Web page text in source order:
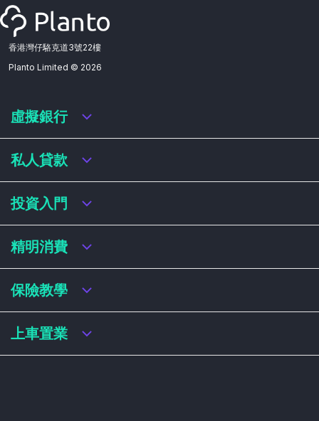
香港灣仔駱克道3號22樓
Planto Limited © 2026
虛擬銀行
虛擬銀行迎新優惠
虛擬銀行存款利率比較
虛擬銀行銀扣賬卡 / 信用卡
虛擬銀行貸款
私人貸款
私人貸款年利率比較
網上即批貸款
結餘轉戶
稅務貸款
財務公司貸款
投資入門
港股戶口收費及迎新優惠
基金平台比較
買加密貨幣教學
精明消費
網購信用卡
飛行里數信用卡
學生信用卡
保險教學
買保險基本概念
上車置業